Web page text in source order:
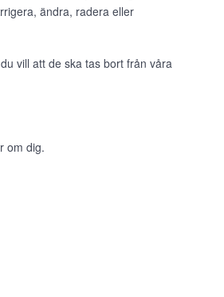
ändra, radera eller
vill att de ska tas bort från våra
om dig.